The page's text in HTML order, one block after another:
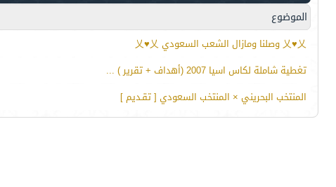
الموضوع
乂♥乂 وصلنا ومازال الشعب السعودي 乂♥乂
تغطية شاملة لكاس اسيا 2007 (أهداف + تقرير ) ...
المنتخب البحريني × المنتخب السعودي [ تقـديم ]